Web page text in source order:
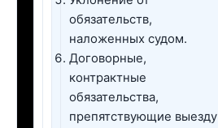
обязательств,
наложенных судом.
Договорные,
контрактные
обязательства,
препятствующие выезду